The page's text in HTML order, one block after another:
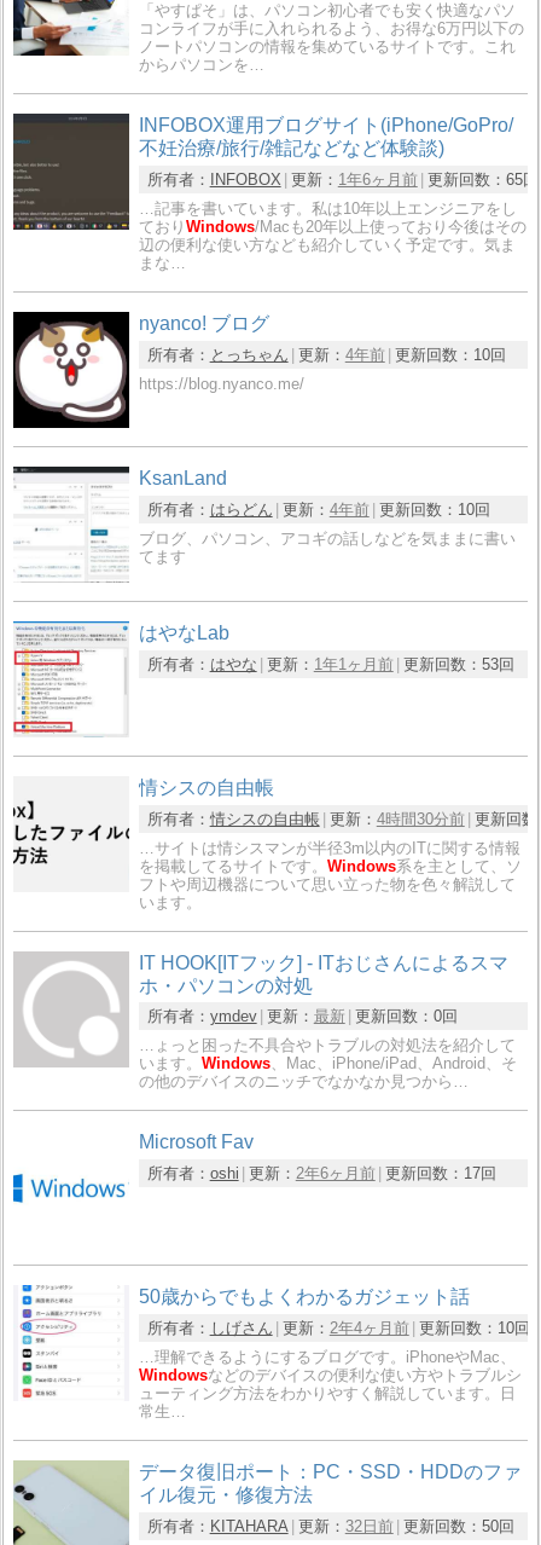
「やすぱそ」は、パソコン初心者でも安く快適なパソ
コンライフが手に入れられるよう、お得な6万円以下の
ノートパソコンの情報を集めているサイトです。これ
からパソコンを…
INFOBOX運用ブログサイト(iPhone/GoPro/
不妊治療/旅行/雑記などなど体験談)
所有者： INFOBOX 更新： 1年6ヶ月前 更新回数： 65回
…記事を書いています。私は10年以上エンジニアをし
ておりWindows/Macも20年以上使っており今後はその
辺の便利な使い方なども紹介していく予定です。気ま
まな…
nyanco! ブログ
所有者： とっちゃん 更新： 4年前 更新回数： 10回
https://blog.nyanco.me/
KsanLand
所有者： はらどん 更新： 4年前 更新回数： 10回
ブログ、パソコン、アコギの話しなどを気ままに書い
てます
はやなLab
所有者： はやな 更新： 1年1ヶ月前 更新回数： 53回
情シスの自由帳
所有者： 情シスの自由帳 更新： 4時間30分前 更新回数
…サイトは情シスマンが半径3m以内のITに関する情報
を掲載してるサイトです。Windows系を主として、ソ
フトや周辺機器について思い立った物を色々解説して
います。
IT HOOK[ITフック] - ITおじさんによるスマ
ホ・パソコンの対処
所有者： ymdev 更新： 最新 更新回数： 0回
…ょっと困った不具合やトラブルの対処法を紹介して
います。Windows、Mac、iPhone/iPad、Android、そ
の他のデバイスのニッチでなかなか見つから…
Microsoft Fav
所有者： oshi 更新： 2年6ヶ月前 更新回数： 17回
50歳からでもよくわかるガジェット話
所有者： しげさん 更新： 2年4ヶ月前 更新回数： 10回
…理解できるようにするブログです。iPhoneやMac、
Windowsなどのデバイスの便利な使い方やトラブルシ
ューティング方法をわかりやすく解説しています。日
常生…
データ復旧ポート：PC・SSD・HDDのファ
イル復元・修復方法
所有者： KITAHARA 更新： 32日前 更新回数： 50回